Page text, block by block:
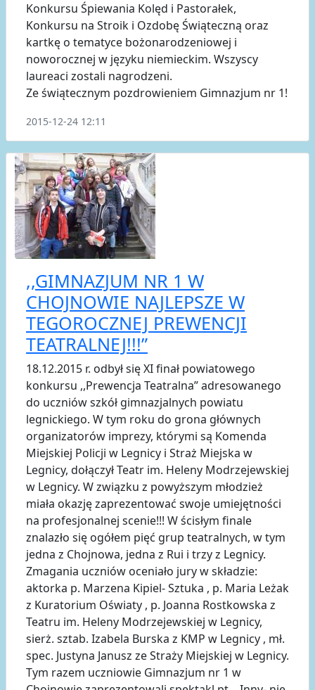
Konkursu Śpiewania Kolęd i Pastorałek,
Konkursu na Stroik i Ozdobę Świąteczną oraz
kartkę o tematyce bożonarodzeniowej i
noworocznej w języku niemieckim. Wszyscy
laureaci zostali nagrodzeni.
Ze świątecznym pozdrowieniem Gimnazjum nr 1!
2015-12-24 12:11
,,GIMNAZJUM NR 1 W
CHOJNOWIE NAJLEPSZE W
TEGOROCZNEJ PREWENCJI
TEATRALNEJ!!!”
18.12.2015 r. odbył się XI finał powiatowego
konkursu ,,Prewencja Teatralna” adresowanego
do uczniów szkół gimnazjalnych powiatu
legnickiego. W tym roku do grona głównych
organizatorów imprezy, którymi są Komenda
Miejskiej Policji w Legnicy i Straż Miejska w
Legnicy, dołączył Teatr im. Heleny Modrzejewskiej
w Legnicy. W związku z powyższym młodzież
miała okazję zaprezentować swoje umiejętności
na profesjonalnej scenie!!! W ścisłym finale
znalazło się ogółem pięć grup teatralnych, w tym
jedna z Chojnowa, jedna z Rui i trzy z Legnicy.
Zmagania uczniów oceniało jury w składzie:
aktorka p. Marzena Kipiel- Sztuka , p. Maria Leżak
z Kuratorium Oświaty , p. Joanna Rostkowska z
Teatru im. Heleny Modrzejewskiej w Legnicy,
sierż. sztab. Izabela Burska z KMP w Legnicy , mł.
spec. Justyna Janusz ze Straży Miejskiej w Legnicy.
Tym razem uczniowie Gimnazjum nr 1 w